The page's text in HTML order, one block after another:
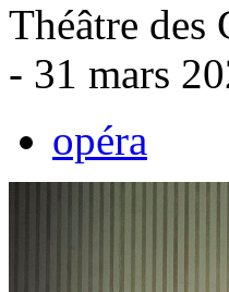
Théâtre des
- 31 mars
opéra